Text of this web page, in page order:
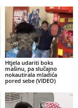
Htjela udariti boks
mašinu, pa slučajno
nokautirala mladića
pored sebe (VIDEO)